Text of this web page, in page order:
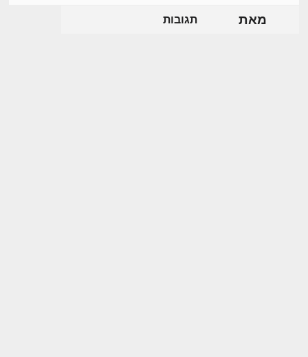
מאת תגובות